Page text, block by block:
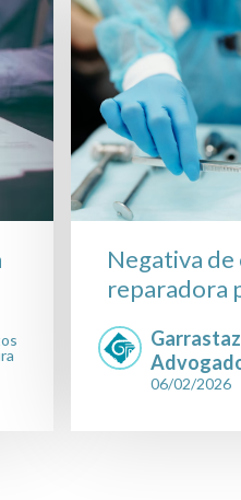
Negativa
reparadora
06/02/2026